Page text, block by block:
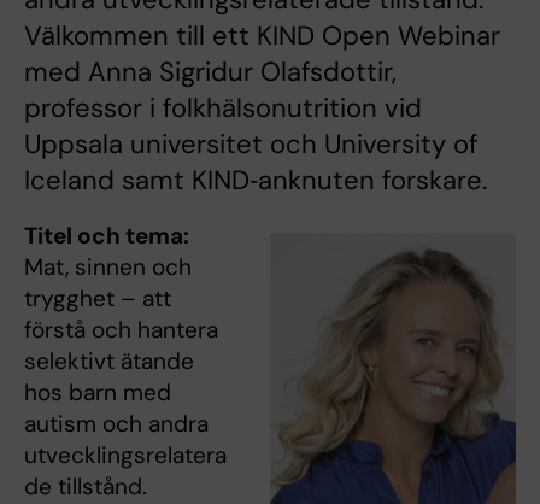
Välkommen till ett KIND Open Webinar
med Anna Sigridur Olafsdottir,
professor i folkhälsonutrition vid
Uppsala universitet och University of
Iceland samt KIND‑anknuten forskare.
Titel och tema:
Mat, sinnen och
trygghet – att
förstå och hantera
selektivt ätande
hos barn med
autism och andra
utvecklingsrelatera
de tillstånd.